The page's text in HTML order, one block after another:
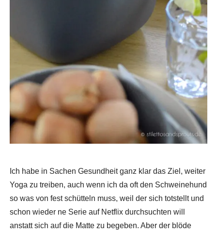
Ich habe in Sachen Gesundheit ganz klar das Ziel, weiter
Yoga zu treiben, auch wenn ich da oft den Schweinehund
so was von fest schütteln muss, weil der sich totstellt und
schon wieder ne Serie auf Netflix durchsuchten will
anstatt sich auf die Matte zu begeben. Aber der blöde